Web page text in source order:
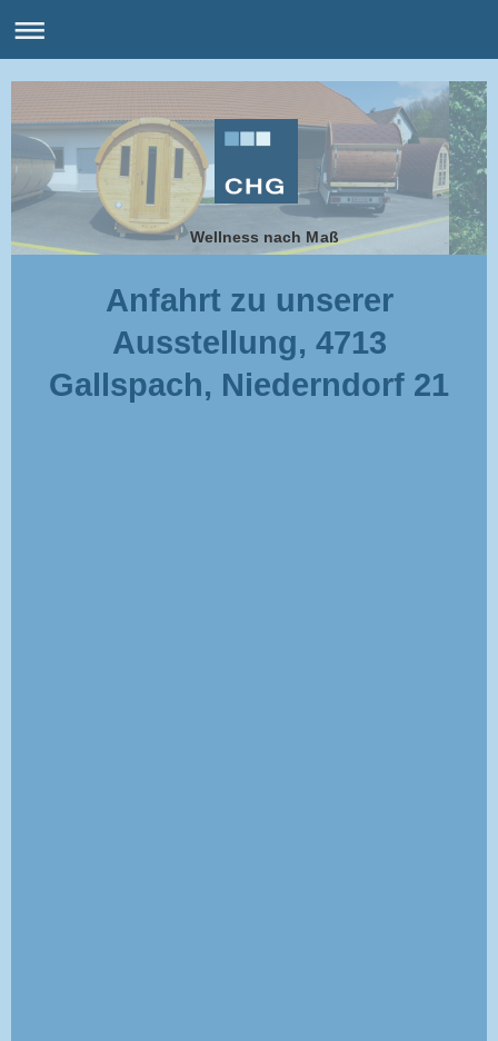
Wellness nach Maß
Anfahrt zu unserer
Ausstellung, 4713
Gallspach, Niederndorf 21